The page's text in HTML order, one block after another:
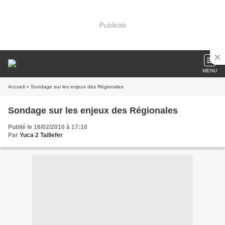
Publicité
MENU
Accueil » Sondage sur les enjeux des Régionales
Sondage sur les enjeux des Régionales
Publié le 16/02/2010 à 17:10
Par Yuca 2 Taillefer